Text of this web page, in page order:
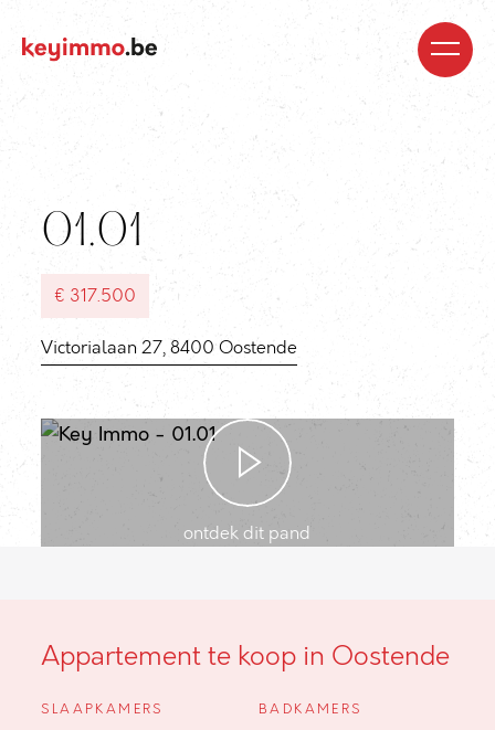
01.01
€ 317.500
Victorialaan 27, 8400 Oostende
ontdek dit pand
Appartement te koop in Oostende
SLAAPKAMERS BADKAMERS